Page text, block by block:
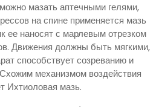
мазать аптечными гелями,
на спине применяется мазь
ее наносят с марлевым отрезком
Движения должны быть мягкими,
способствует созреванию и
механизмом воздействия
Ихтиоловая мазь.